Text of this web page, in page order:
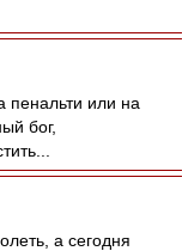
пенальти или на
бог,
а сегодня